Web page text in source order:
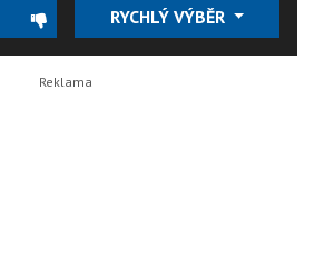
RYCHLÝ VÝBĚR